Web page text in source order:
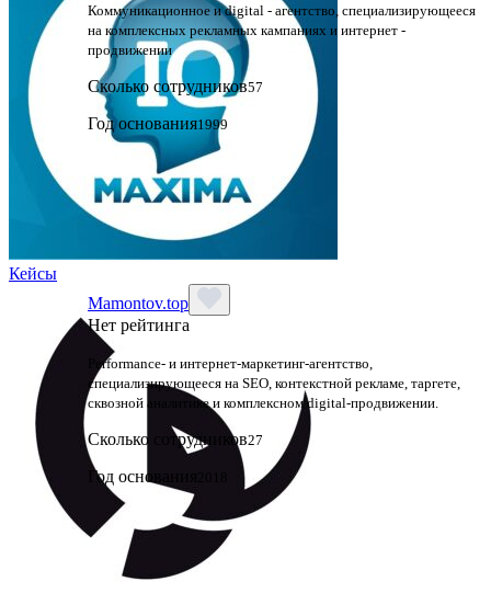
Коммуникационное и digital - агентство, специализирующееся
на комплексных рекламных кампаниях и интернет -
продвижении
Сколько сотрудников57
Год основания1999
Кейсы
Mamontov.top
Нет рейтинга
Performance‑ и интернет‑маркетинг‑агентство,
специализирующееся на SEO, контекстной рекламе, таргете,
сквозной аналитике и комплексном digital‑продвижении.
Сколько сотрудников27
Год основания